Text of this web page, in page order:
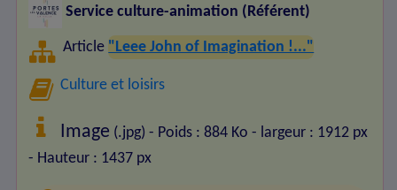
Service culture-animation (Référent)
Article "Leee John of Imagination !..."
Culture et loisirs
Image (.jpg) - Poids : 884 Ko - largeur : 1912 px
- Hauteur : 1437 px